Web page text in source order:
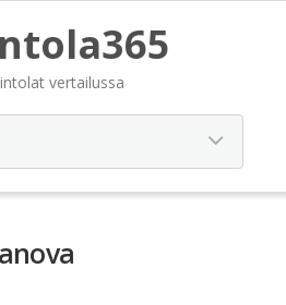
vertailussa